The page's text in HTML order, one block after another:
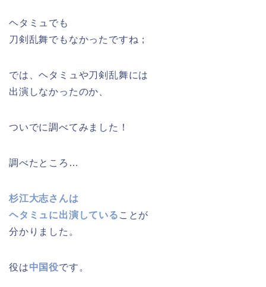
ヘタミュでも
刀剣乱舞でもなかったですね；
では、ヘタミュや刀剣乱舞には
出演しなかったのか、
ついでに調べてみました！
調べたところ…
杉江大志さんは
ヘタミュに出演している ことが
分かりました。
役は中国役です。